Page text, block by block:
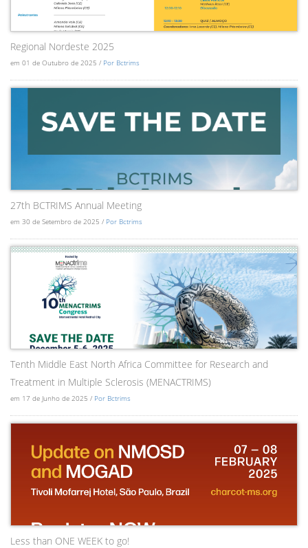
Regional Nordeste 2025
em 01 de Outubro de 2025 / Por Bctrims
27th BCTRIMS Annual Meeting
em 30 de Setembro de 2025 / Por Bctrims
Tenth Middle East North Africa Committee for Research and
Treatment in Multiple Sclerosis (MENACTRIMS)
em 17 de Junho de 2025 / Por Bctrims
Less than ONE WEEK to go!